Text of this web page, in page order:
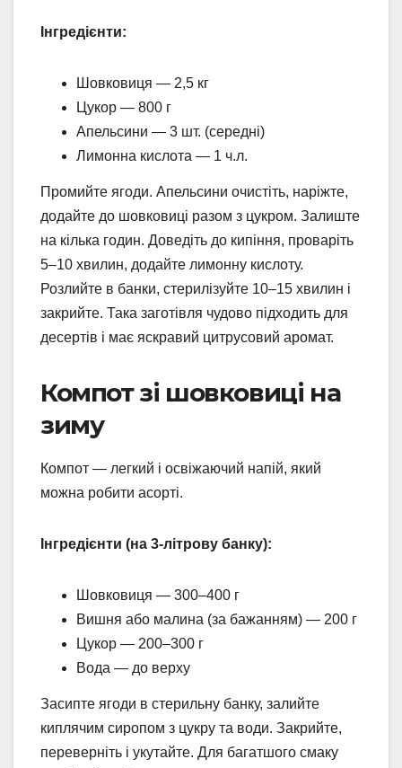
Інгредієнти:
Шовковиця — 2,5 кг
Цукор — 800 г
Апельсини — 3 шт. (середні)
Лимонна кислота — 1 ч.л.
Промийте ягоди. Апельсини очистіть, наріжте,
додайте до шовковиці разом з цукром. Залиште
на кілька годин. Доведіть до кипіння, проваріть
5–10 хвилин, додайте лимонну кислоту.
Розлийте в банки, стерилізуйте 10–15 хвилин і
закрийте. Така заготівля чудово підходить для
десертів і має яскравий цитрусовий аромат.
Компот зі шовковиці на
зиму
Компот — легкий і освіжаючий напій, який
можна робити асорті.
Інгредієнти (на 3-літрову банку):
Шовковиця — 300–400 г
Вишня або малина (за бажанням) — 200 г
Цукор — 200–300 г
Вода — до верху
Засипте ягоди в стерильну банку, залийте
киплячим сиропом з цукру та води. Закрийте,
переверніть і укутайте. Для багатшого смаку